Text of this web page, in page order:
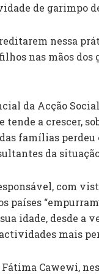
de garimpo
nessa
nas mãos
da Acção
tende a crescer,
famílias
da
com
países
idade, desde a
mais
Cawewi,